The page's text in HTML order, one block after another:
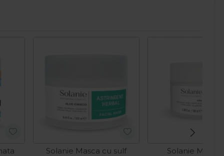
Solanie Masca cu sulf
Solanie Masca